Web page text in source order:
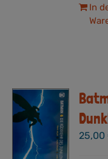
In
25,00